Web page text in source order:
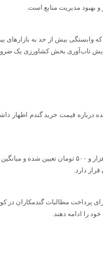
بهبود مدیریت منابع است.
بیش از حد به بازارهای
تاب‌آوری بخش کشاورزی یک
درباره قیمت خرید گندم
دارد.
پرداخت مطالبات گندمکاران
را ادامه دهند.